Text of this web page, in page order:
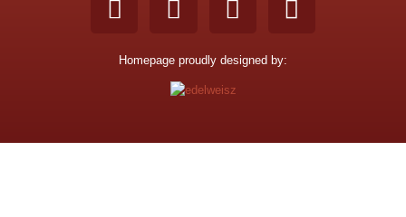
Homepage proudly designed by: